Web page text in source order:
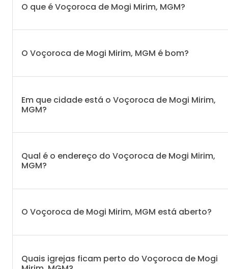
O que é Voçoroca de Mogi Mirim, MGM?
O Voçoroca de Mogi Mirim, MGM é bom?
Em que cidade está o Voçoroca de Mogi Mirim,
MGM?
Qual é o endereço do Voçoroca de Mogi Mirim,
MGM?
O Voçoroca de Mogi Mirim, MGM está aberto?
Quais igrejas ficam perto do Voçoroca de Mogi